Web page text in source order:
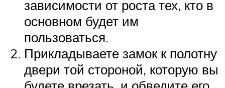
зависимости от роста тех, кто в
основном будет им
пользоваться.
Прикладываете замок к полотну
двери той стороной, которую вы